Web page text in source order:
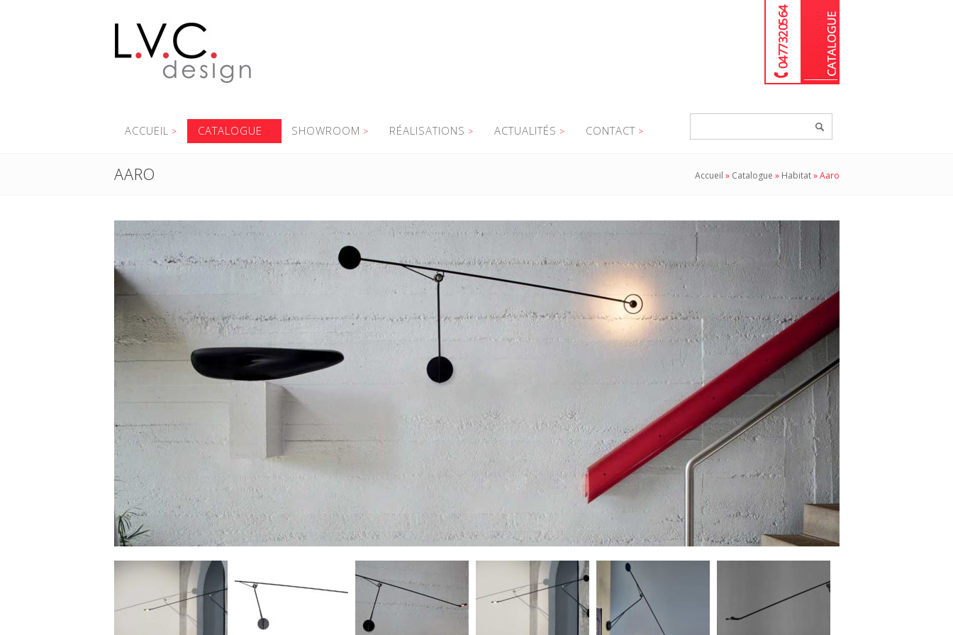
04 77 32 05 64
ACCUEIL CATALOGUE SHOWROOM RÉALISATIONS ACTUALITÉS CONTACT
AARO Accueil » Catalogue » Habitat»Aaro